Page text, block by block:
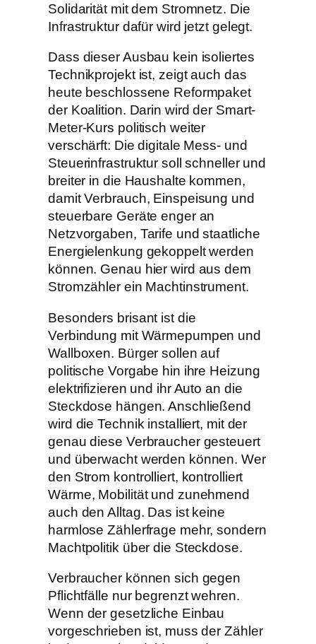
Solidarität mit dem Stromnetz. Die
Infrastruktur dafür wird jetzt gelegt.
Dass dieser Ausbau kein isoliertes
Technikprojekt ist, zeigt auch das
heute beschlossene Reformpaket
der Koalition. Darin wird der Smart-
Meter-Kurs politisch weiter
verschärft: Die digitale Mess- und
Steuerinfrastruktur soll schneller und
breiter in die Haushalte kommen,
damit Verbrauch, Einspeisung und
steuerbare Geräte enger an
Netzvorgaben, Tarife und staatliche
Energielenkung gekoppelt werden
können. Genau hier wird aus dem
Stromzähler ein Machtinstrument.
Besonders brisant ist die
Verbindung mit Wärmepumpen und
Wallboxen. Bürger sollen auf
politische Vorgabe hin ihre Heizung
elektrifizieren und ihr Auto an die
Steckdose hängen. Anschließend
wird die Technik installiert, mit der
genau diese Verbraucher gesteuert
und überwacht werden können. Wer
den Strom kontrolliert, kontrolliert
Wärme, Mobilität und zunehmend
auch den Alltag. Das ist keine
harmlose Zählerfrage mehr, sondern
Machtpolitik über die Steckdose.
Verbraucher können sich gegen
Pflichtfälle nur begrenzt wehren.
Wenn der gesetzliche Einbau
vorgeschrieben ist, muss der Zähler